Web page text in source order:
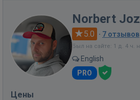
Norbert
5.0 · 7 отзывов
Был на сайте: 1 д. 4 ч.
English
PRO
Цены